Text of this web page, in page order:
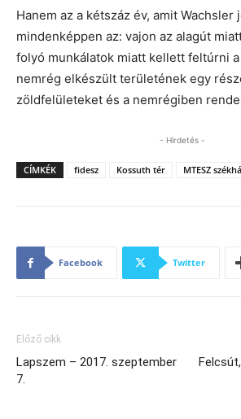
Hanem az a kétszáz év, amit Wachsler
mindenképpen az: vajon az alagút
folyó munkálatok miatt kellett feltúrni
nemrég elkészült területének egy
zöldfelületeket és a nemrégiben
- Hirdetés -
CÍMKÉK fidesz Kossuth tér MTESZ
Facebook Twitter
Előző cikk
Lapszem – 2017. szeptember
7.